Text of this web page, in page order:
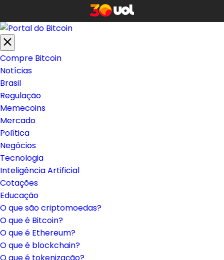
Compre Bitcoin
Notícias
Brasil
Regulação
Memecoins
Mercado
Política
Negócios
Tecnologia
Inteligência Artificial
Cotações
Educação
O que são criptomoedas?
O que é Bitcoin?
O que é Ethereum?
O que é blockchain?